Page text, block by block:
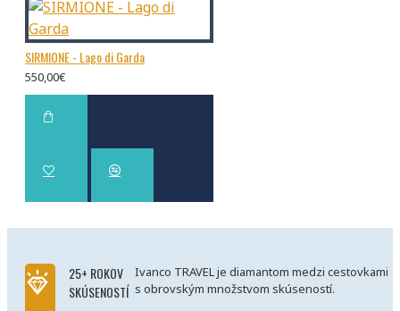
SIRMIONE - Lago di Garda
550,00€
25+ ROKOV
SKÚSENOSTÍ
Ivanco TRAVEL je diamantom medzi cestovkami
s obrovským množstvom skúseností.